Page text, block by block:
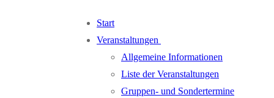
Start
Veranstaltungen
Allgemeine Informationen
Liste der Veranstaltungen
Gruppen- und Sondertermine